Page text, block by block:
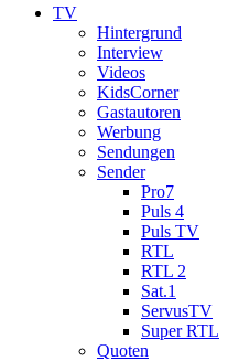
springen
TV
Hintergrund
Interview
Videos
KidsCorner
Gastautoren
Werbung
Sendungen
Sender
Pro7
Puls 4
Puls TV
RTL
RTL 2
Sat.1
ServusTV
Super RTL
Quoten